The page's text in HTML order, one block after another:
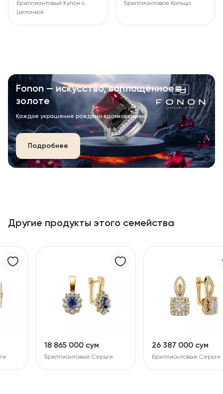
Бриллиантовый Кулон с
Цепочкой
Бриллиантовое Кольцо
Fonon — искусство, воплощённое в
золоте
Каждое украшение рождено вдохновением.
Подробнее
Другие продукты этого семейства
18 865 000 сум
Бриллиантовые Серьги
26 387 000 сум
Бриллиантовые Серьги